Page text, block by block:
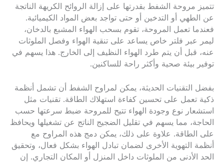
تتميز مروحة الشفط بقدرتها على إزالة الروائح الكريهة الناتجة
عن الطهي أو التدخين أو حتى تواجد بعض المواد الكيميائية.
فعندما تعمل المروحة، تقوم بسحب الهواء المشبع بالدخان،
ليمر عبر فلتر خاص يساعد على تنقية الهواء وفصل الملوثات
عنه، قبل أن يتم طرد الهواء النظيف إلى الخارج. هذا يسهم في
توفير بيئة صحية وأكثر راحة للساكنين.
بفضل التقنيات الحديثة، يمكن لمراوح الشفط أن تشمل أنظمة
ذكية تعمل على تحسين كفاءة استهلاك الطاقة. تقنيات مثل
استشعار نوع وجودة الهواء تتيح للمروحة ضبط سرعتها حسب
الحاجة، مما يسهم في تقليل الضجيج الناتج عن تشغيلها ويحافظ
على الطاقة. علاوة على ذلك، يمكن دمج هذه المراوح مع
أنظمة التهوية الأخرى لضمان تبادل الهواء بشكل فعال، وتحقيق
الحد الأدنى من الملوثات داخل المنزل أو المكان التجاري. إن